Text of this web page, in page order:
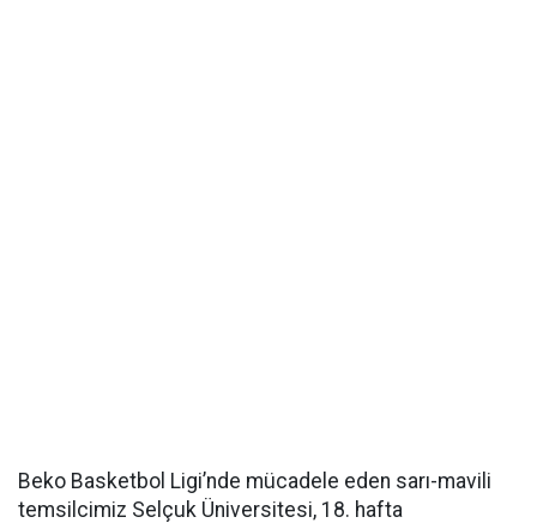
Beko Basketbol Ligi’nde mücadele eden sarı-mavili
temsilcimiz Selçuk Üniversitesi, 18. hafta